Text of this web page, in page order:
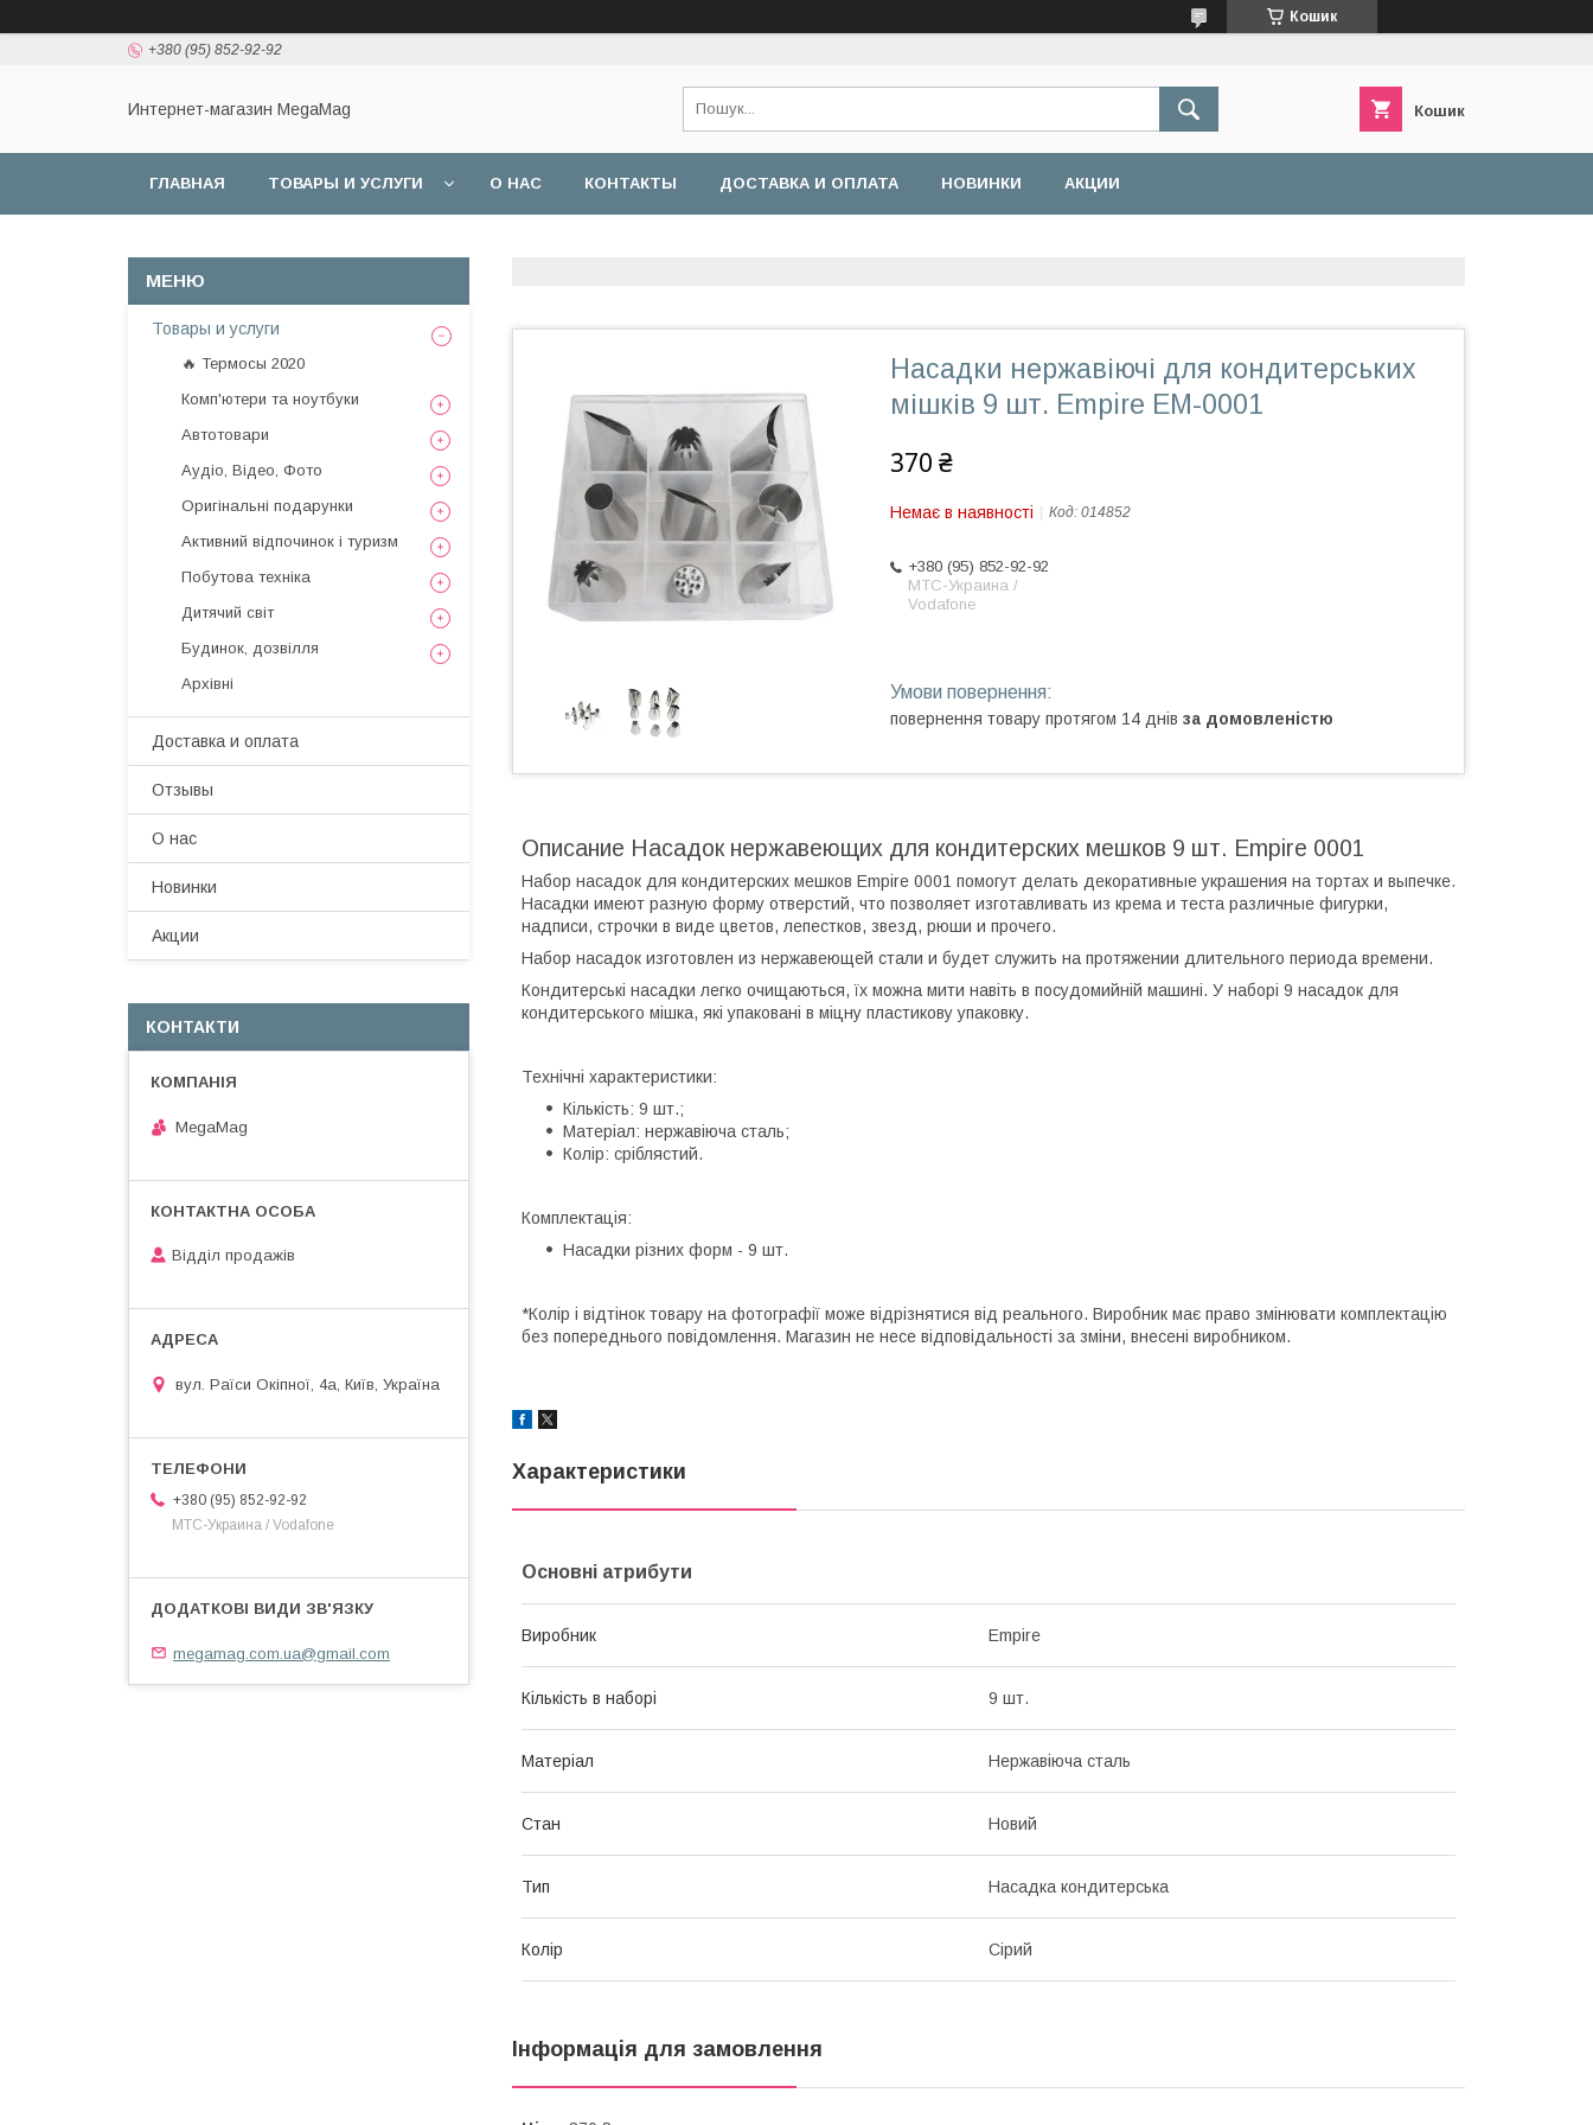
Кошик
+380 (95) 852-92-92
Интернет-магазин MegaMag Кошик
ГЛАВНАЯ ТОВАРЫ И УСЛУГИ О НАС КОНТАКТЫ ДОСТАВКА И ОПЛАТА НОВИНКИ АКЦИИ
Насадки нержавіючі для кондитерських
мішків 9 шт. Empire EM-0001
370 ₴
Немає в наявності Код: 014852
+380 (95) 852-92-92
МТС-Украина /
Vodafone
повернення товару протягом 14 днів за домовленістю
Описание Насадок нержавеющих для кондитерских мешков 9 шт. Empire 0001
Набор насадок для кондитерских мешков Empire 0001 помогут делать декоративные украшения на тортах и выпечке.
Насадки имеют разную форму отверстий, что позволяет изготавливать из крема и теста различные фигурки,
надписи, строчки в виде цветов, лепестков, звезд, рюши и прочего.
Набор насадок изготовлен из нержавеющей стали и будет служить на протяжении длительного периода времени.
Кондитерські насадки легко очищаються, їх можна мити навіть в посудомийній машині. У наборі 9 насадок для
кондитерського мішка, які упаковані в міцну пластикову упаковку.
Технічні характеристики:
Кількість: 9 шт.;
Матеріал: нержавіюча сталь;
Колір: сріблястий.
Комплектація:
Насадки різних форм - 9 шт.
*Колір і відтінок товару на фотографії може відрізнятися від реального. Виробник має право змінювати комплектацію
без попереднього повідомлення. Магазин не несе відповідальності за зміни, внесені виробником.
Характеристики
Основні атрибути
Виробник Empire
Кількість в наборі 9 шт.
Матеріал Нержавіюча сталь
Стан Новий
Тип Насадка кондитерська
Колір Сірий
Інформація для замовлення
Товары и услуги
🔥 Термосы 2020
Комп'ютери та ноутбуки
Автотовари
Аудіо, Відео, Фото
Оригінальні подарунки
Активний відпочинок і туризм
Побутова техніка
Дитячий світ
Будинок, дозвілля
Архівні
Доставка и оплата
Отзывы
О нас
Новинки
Акции
КОНТАКТИ
MegaMag
Відділ продажів
вул. Раїси Окіпної, 4а, Київ, Україна
+380 (95) 852-92-92
МТС-Украина / Vodafone
megamag.com.ua@gmail.com